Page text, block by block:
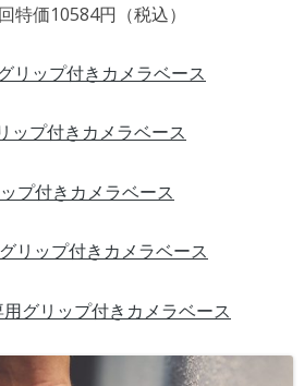
価10584円（税込）
リップ付きカメラベース
ップ付きカメラベース
プ付きカメラベース
リップ付きカメラベース
グリップ付きカメラベース